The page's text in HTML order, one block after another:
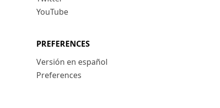
YouTube
PREFERENCES
Versión en español
Preferences